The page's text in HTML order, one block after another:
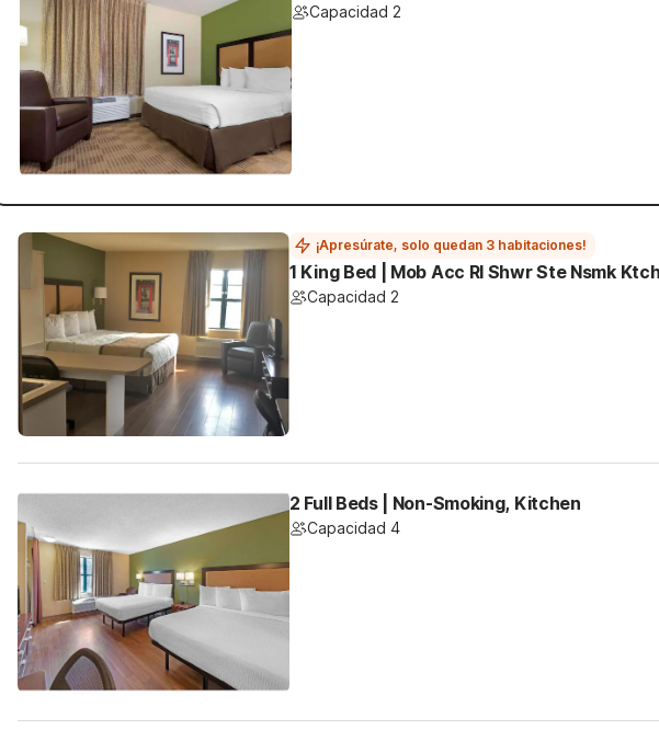
Capacidad 2
¡Apresúrate, solo quedan 3 habitaciones!
1 King Bed | Mob Acc RI Shwr Ste Nsmk
Capacidad 2
2 Full Beds | Non-Smoking, Kitchen
Capacidad 4